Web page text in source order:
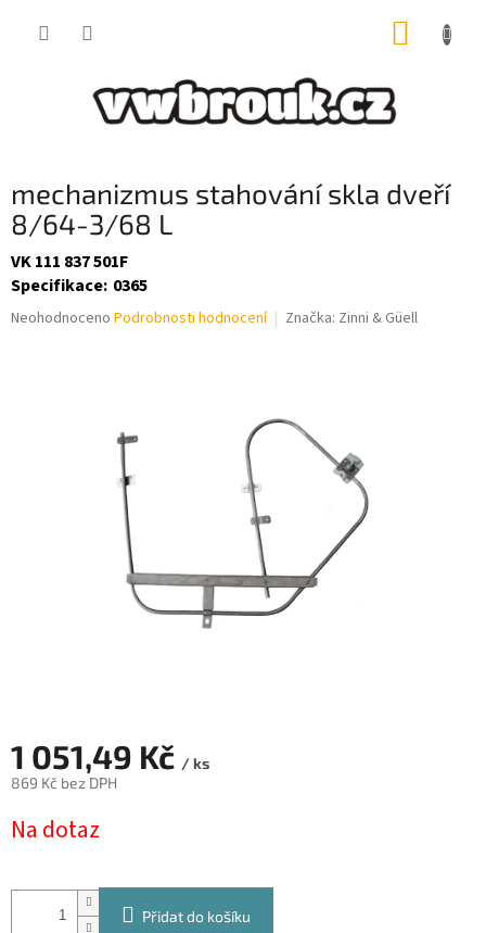
mechanizmus stahování skla dveří
8/64-3/68 L
VK 111 837 501F
Specifikace: 0365
Průměrné
Neohodnoceno Podrobnosti hodnocení Značka: Zinni & Güell
1 051,49 Kč / ks
869 Kč bez DPH
cena:
Na dotaz
Přidat do košíku